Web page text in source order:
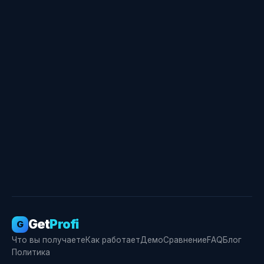
G GetProfi
Что вы получаетеКак работаетДемоСравнениеFAQБлог
Политика